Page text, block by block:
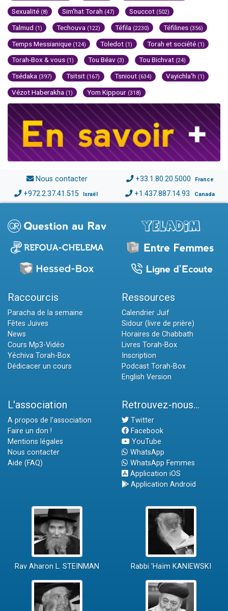
Sexualité (8) Sim'hat Torah (47) Souccot (502)
Talmud (1) Techouva (122) Téfila (2230) Téfilines (356)
Temps Messianique (124) Toledot (1) Torah et société (1)
Torah-Box & vous (1) Tou Béav (3) Tou Bichvat (24)
Tsédaka (397) Tsitsit (167) Tsniout (634) Vayichla'h (1)
Vézot Haberakha (1) Yom Kippour (318)
Nous contacter +33.1.80.20.5000 France
+972.2.37.41.515 Israël +1.437.887.14.93 Canada
Raccourcis
Paracha de la semaine
Fêtes Juives
News
Cours Mp3-Vidéo
Yéchiva Torah-Box
Dédicacer un cours
Ressources
Calendrier Juif
Sidour (livre de prière)
Horaires de Chabbath
Livres Torah-Box
Inscription
Podcast Torah-Box
English Version
L'association
A propos de l'association
Faire un don !
Mentions légales
Nous contacter
Aide (FAQ)
Retrouvez-nous...
Twitter
Facebook
YouTube
WhatsApp
WhatsApp Femmes
Application iOS
Application Android
Rav Aharon L. STEINMAN Rabbi 'Haïm KANIEWSKI